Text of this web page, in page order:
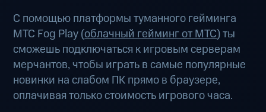
С помощью платформы туманного гейминга
МТС Fog Play (облачный гейминг от МТС) ты
сможешь подключаться к игровым серверам
мерчантов, чтобы играть в самые популярные
новинки на слабом ПК прямо в браузере,
оплачивая только стоимость игрового часа.